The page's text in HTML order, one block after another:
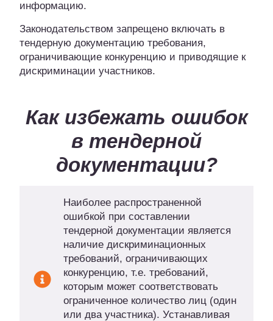
информацию.
Законодательством запрещено включать в
тендерную документацию требования,
ограничивающие конкуренцию и приводящие к
дискриминации участников.
Как избежать ошибок
в тендерной
документации?
Наиболее распространенной
ошибкой при составлении
тендерной документации является
наличие дискриминационных
требований, ограничивающих
конкуренцию, т.е. требований,
которым может соответствовать
ограниченное количество лиц (один
или два участника). Устанавливая